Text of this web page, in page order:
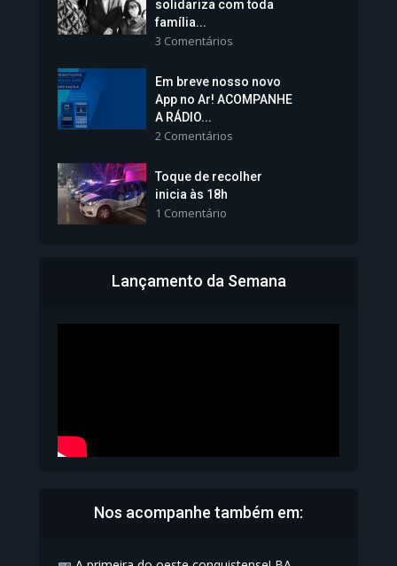
Vice-Prefeita Sheila Lemos
tomará posse nesta...
1.101 Modos de exibição
Bahia inicia emissão da
solidariza com toda
família...
3 Comentários
Em breve nosso novo
App no Ar! ACOMPANHE
A RÁDIO...
2 Comentários
Toque de recolher
inicia às 18h
1 Comentário
Lançamento da Semana
Nos acompanhe também em: